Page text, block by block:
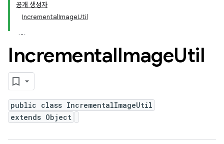
공개 생성자
IncrementalImageUtil
IncrementalImageUtil
public class IncrementalImageUtil
extends Object